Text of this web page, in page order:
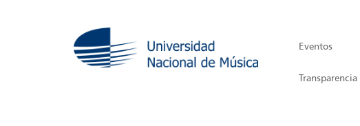
Eventos
Transparencia